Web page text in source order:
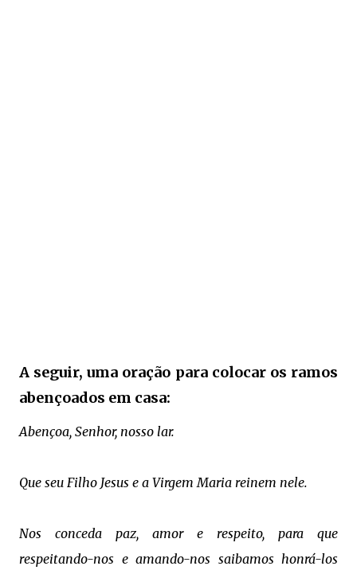
A seguir, uma oração para colocar os ramos
abençoados em casa:
Abençoa, Senhor, nosso lar.
Que seu Filho Jesus e a Virgem Maria reinem nele.
Nos conceda paz, amor e respeito, para que
respeitando-nos e amando-nos saibamos honrá-los